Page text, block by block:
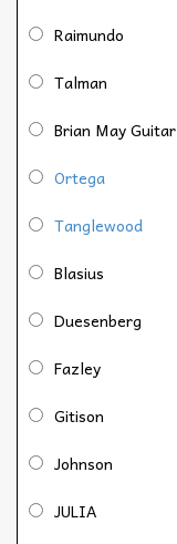
Raimundo
Talman
Brian May Guitar
Ortega
Tanglewood
Blasius
Duesenberg
Fazley
Gitison
Johnson
JULIA